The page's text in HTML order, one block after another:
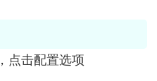
点击配置选项